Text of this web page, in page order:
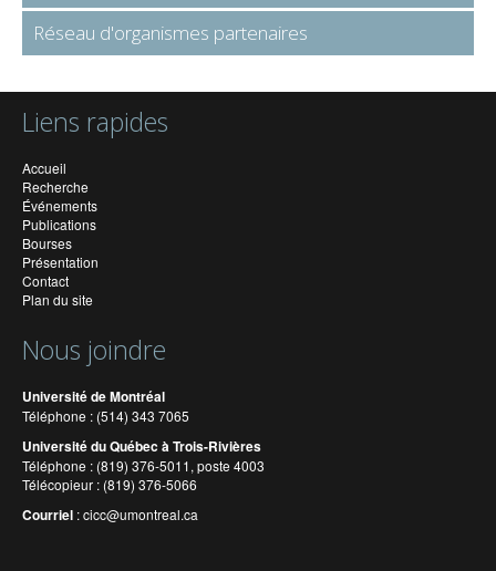
Réseau d'organismes partenaires
Liens rapides
Accueil
Recherche
Événements
Publications
Bourses
Présentation
Contact
Plan du site
Nous joindre
Université de Montréal
Téléphone : (514) 343 7065
Université du Québec à Trois-Rivières
Téléphone : (819) 376-5011, poste 4003
Télécopieur : (819) 376-5066
Courriel :cicc@umontreal.ca